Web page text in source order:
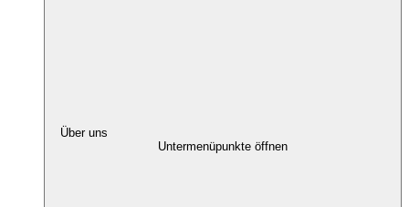
Über uns
Untermenüpunkte öffnen